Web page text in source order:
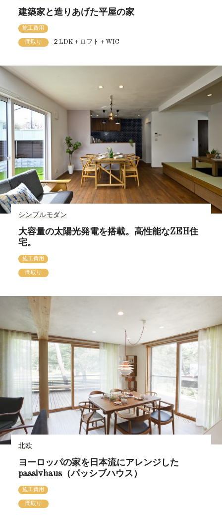
建築家と造りあげた平屋の家
施工費用
間取り ２LDK＋ロフト＋WIC
シンプルモダン
大容量の太陽光発電を搭載。高性能なZEH住
宅。
施工費用
間取り
北欧
ヨーロッパの家を日本流にアレンジした
passivhaus（パッシブハウス）
施工費用
間取り